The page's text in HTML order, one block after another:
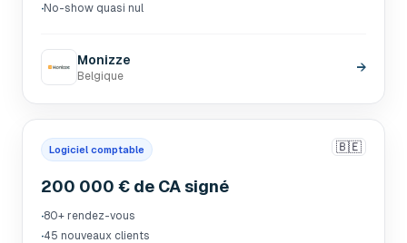
·No-show quasi nul
Monizze
Belgique
→
Logiciel comptable 🇧🇪
200 000 € de CA signé
·80+ rendez-vous
·45 nouveaux clients